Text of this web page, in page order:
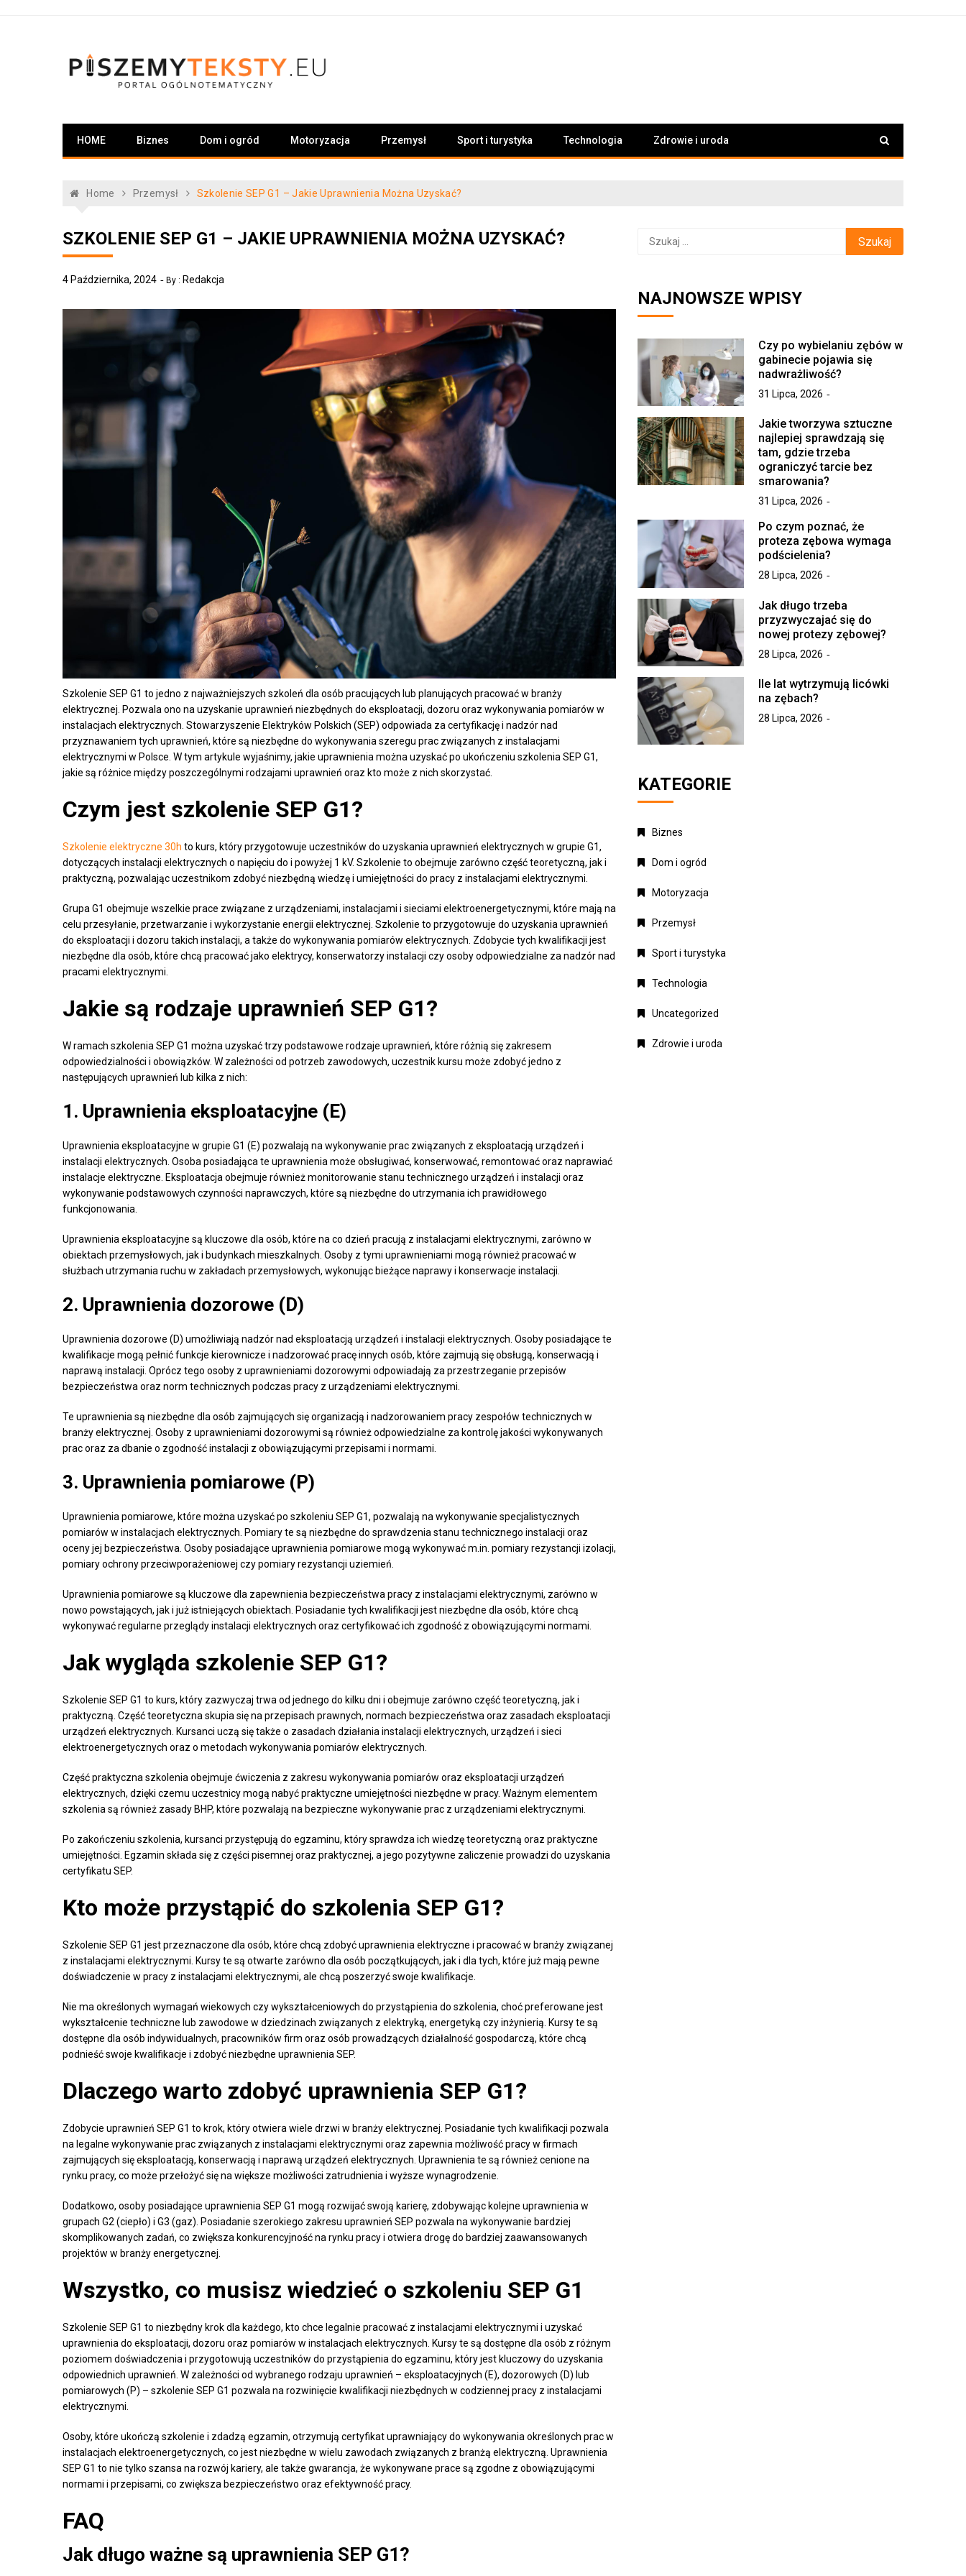
PiszemyTeksty.pl
HOME Biznes Dom i ogród Motoryzacja Przemysł Sport i turystyka Technologia Zdrowie i uroda
Home Przemysł Szkolenie SEP G1 – Jakie Uprawnienia Można Uzyskać?
SZKOLENIE SEP G1 – JAKIE UPRAWNIENIA MOŻNA UZYSKAĆ?
4 Października, 2024 By : Redakcja
Szkolenie SEP G1 to jedno z najważniejszych szkoleń dla osób pracujących lub planujących pracować w branży
elektrycznej. Pozwala ono na uzyskanie uprawnień niezbędnych do eksploatacji, dozoru oraz wykonywania pomiarów w
instalacjach elektrycznych. Stowarzyszenie Elektryków Polskich (SEP) odpowiada za certyfikację i nadzór nad
przyznawaniem tych uprawnień, które są niezbędne do wykonywania szeregu prac związanych z instalacjami
elektrycznymi w Polsce. W tym artykule wyjaśnimy, jakie uprawnienia można uzyskać po ukończeniu szkolenia SEP G1,
jakie są różnice między poszczególnymi rodzajami uprawnień oraz kto może z nich skorzystać.
Czym jest szkolenie SEP G1?
Szkolenie elektryczne 30h to kurs, który przygotowuje uczestników do uzyskania uprawnień elektrycznych w grupie G1,
dotyczących instalacji elektrycznych o napięciu do i powyżej 1 kV. Szkolenie to obejmuje zarówno część teoretyczną, jak i
praktyczną, pozwalając uczestnikom zdobyć niezbędną wiedzę i umiejętności do pracy z instalacjami elektrycznymi.
Grupa G1 obejmuje wszelkie prace związane z urządzeniami, instalacjami i sieciami elektroenergetycznymi, które mają na
celu przesyłanie, przetwarzanie i wykorzystanie energii elektrycznej. Szkolenie to przygotowuje do uzyskania uprawnień
do eksploatacji i dozoru takich instalacji, a także do wykonywania pomiarów elektrycznych. Zdobycie tych kwalifikacji jest
niezbędne dla osób, które chcą pracować jako elektrycy, konserwatorzy instalacji czy osoby odpowiedzialne za nadzór nad
pracami elektrycznymi.
Jakie są rodzaje uprawnień SEP G1?
W ramach szkolenia SEP G1 można uzyskać trzy podstawowe rodzaje uprawnień, które różnią się zakresem
odpowiedzialności i obowiązków. W zależności od potrzeb zawodowych, uczestnik kursu może zdobyć jedno z
następujących uprawnień lub kilka z nich:
1. Uprawnienia eksploatacyjne (E)
Uprawnienia eksploatacyjne w grupie G1 (E) pozwalają na wykonywanie prac związanych z eksploatacją urządzeń i
instalacji elektrycznych. Osoba posiadająca te uprawnienia może obsługiwać, konserwować, remontować oraz naprawiać
instalacje elektryczne. Eksploatacja obejmuje również monitorowanie stanu technicznego urządzeń i instalacji oraz
wykonywanie podstawowych czynności naprawczych, które są niezbędne do utrzymania ich prawidłowego
funkcjonowania.
Uprawnienia eksploatacyjne są kluczowe dla osób, które na co dzień pracują z instalacjami elektrycznymi, zarówno w
obiektach przemysłowych, jak i budynkach mieszkalnych. Osoby z tymi uprawnieniami mogą również pracować w
służbach utrzymania ruchu w zakładach przemysłowych, wykonując bieżące naprawy i konserwacje instalacji.
2. Uprawnienia dozorowe (D)
Uprawnienia dozorowe (D) umożliwiają nadzór nad eksploatacją urządzeń i instalacji elektrycznych. Osoby posiadające te
kwalifikacje mogą pełnić funkcje kierownicze i nadzorować pracę innych osób, które zajmują się obsługą, konserwacją i
naprawą instalacji. Oprócz tego osoby z uprawnieniami dozorowymi odpowiadają za przestrzeganie przepisów
bezpieczeństwa oraz norm technicznych podczas pracy z urządzeniami elektrycznymi.
Te uprawnienia są niezbędne dla osób zajmujących się organizacją i nadzorowaniem pracy zespołów technicznych w
branży elektrycznej. Osoby z uprawnieniami dozorowymi są również odpowiedzialne za kontrolę jakości wykonywanych
prac oraz za dbanie o zgodność instalacji z obowiązującymi przepisami i normami.
3. Uprawnienia pomiarowe (P)
Uprawnienia pomiarowe, które można uzyskać po szkoleniu SEP G1, pozwalają na wykonywanie specjalistycznych
pomiarów w instalacjach elektrycznych. Pomiary te są niezbędne do sprawdzenia stanu technicznego instalacji oraz
oceny jej bezpieczeństwa. Osoby posiadające uprawnienia pomiarowe mogą wykonywać m.in. pomiary rezystancji izolacji,
pomiary ochrony przeciwporażeniowej czy pomiary rezystancji uziemień.
Uprawnienia pomiarowe są kluczowe dla zapewnienia bezpieczeństwa pracy z instalacjami elektrycznymi, zarówno w
nowo powstających, jak i już istniejących obiektach. Posiadanie tych kwalifikacji jest niezbędne dla osób, które chcą
wykonywać regularne przeglądy instalacji elektrycznych oraz certyfikować ich zgodność z obowiązującymi normami.
Jak wygląda szkolenie SEP G1?
Szkolenie SEP G1 to kurs, który zazwyczaj trwa od jednego do kilku dni i obejmuje zarówno część teoretyczną, jak i
praktyczną. Część teoretyczna skupia się na przepisach prawnych, normach bezpieczeństwa oraz zasadach eksploatacji
urządzeń elektrycznych. Kursanci uczą się także o zasadach działania instalacji elektrycznych, urządzeń i sieci
elektroenergetycznych oraz o metodach wykonywania pomiarów elektrycznych.
Część praktyczna szkolenia obejmuje ćwiczenia z zakresu wykonywania pomiarów oraz eksploatacji urządzeń
elektrycznych, dzięki czemu uczestnicy mogą nabyć praktyczne umiejętności niezbędne w pracy. Ważnym elementem
szkolenia są również zasady BHP, które pozwalają na bezpieczne wykonywanie prac z urządzeniami elektrycznymi.
Po zakończeniu szkolenia, kursanci przystępują do egzaminu, który sprawdza ich wiedzę teoretyczną oraz praktyczne
umiejętności. Egzamin składa się z części pisemnej oraz praktycznej, a jego pozytywne zaliczenie prowadzi do uzyskania
certyfikatu SEP.
Kto może przystąpić do szkolenia SEP G1?
Szkolenie SEP G1 jest przeznaczone dla osób, które chcą zdobyć uprawnienia elektryczne i pracować w branży związanej
z instalacjami elektrycznymi. Kursy te są otwarte zarówno dla osób początkujących, jak i dla tych, które już mają pewne
doświadczenie w pracy z instalacjami elektrycznymi, ale chcą poszerzyć swoje kwalifikacje.
Nie ma określonych wymagań wiekowych czy wykształceniowych do przystąpienia do szkolenia, choć preferowane jest
wykształcenie techniczne lub zawodowe w dziedzinach związanych z elektryką, energetyką czy inżynierią. Kursy te są
dostępne dla osób indywidualnych, pracowników firm oraz osób prowadzących działalność gospodarczą, które chcą
podnieść swoje kwalifikacje i zdobyć niezbędne uprawnienia SEP.
Dlaczego warto zdobyć uprawnienia SEP G1?
Zdobycie uprawnień SEP G1 to krok, który otwiera wiele drzwi w branży elektrycznej. Posiadanie tych kwalifikacji pozwala
na legalne wykonywanie prac związanych z instalacjami elektrycznymi oraz zapewnia możliwość pracy w firmach
zajmujących się eksploatacją, konserwacją i naprawą urządzeń elektrycznych. Uprawnienia te są również cenione na
rynku pracy, co może przełożyć się na większe możliwości zatrudnienia i wyższe wynagrodzenie.
Dodatkowo, osoby posiadające uprawnienia SEP G1 mogą rozwijać swoją karierę, zdobywając kolejne uprawnienia w
grupach G2 (ciepło) i G3 (gaz). Posiadanie szerokiego zakresu uprawnień SEP pozwala na wykonywanie bardziej
skomplikowanych zadań, co zwiększa konkurencyjność na rynku pracy i otwiera drogę do bardziej zaawansowanych
projektów w branży energetycznej.
Wszystko, co musisz wiedzieć o szkoleniu SEP G1
Szkolenie SEP G1 to niezbędny krok dla każdego, kto chce legalnie pracować z instalacjami elektrycznymi i uzyskać
uprawnienia do eksploatacji, dozoru oraz pomiarów w instalacjach elektrycznych. Kursy te są dostępne dla osób z różnym
poziomem doświadczenia i przygotowują uczestników do przystąpienia do egzaminu, który jest kluczowy do uzyskania
odpowiednich uprawnień. W zależności od wybranego rodzaju uprawnień – eksploatacyjnych (E), dozorowych (D) lub
pomiarowych (P) – szkolenie SEP G1 pozwala na rozwinięcie kwalifikacji niezbędnych w codziennej pracy z instalacjami
elektrycznymi.
Osoby, które ukończą szkolenie i zdadzą egzamin, otrzymują certyfikat uprawniający do wykonywania określonych prac w
instalacjach elektroenergetycznych, co jest niezbędne w wielu zawodach związanych z branżą elektryczną. Uprawnienia
SEP G1 to nie tylko szansa na rozwój kariery, ale także gwarancja, że wykonywane prace są zgodne z obowiązującymi
normami i przepisami, co zwiększa bezpieczeństwo oraz efektywność pracy.
FAQ
Jak długo ważne są uprawnienia SEP G1?
Szukaj:
NAJNOWSZE WPISY
Czy po wybielaniu zębów w
gabinecie pojawia się
nadwrażliwość?
31 Lipca, 2026
Jakie tworzywa sztuczne
najlepiej sprawdzają się
tam, gdzie trzeba
ograniczyć tarcie bez
smarowania?
31 Lipca, 2026
Po czym poznać, że
proteza zębowa wymaga
podścielenia?
28 Lipca, 2026
Jak długo trzeba
przyzwyczajać się do
nowej protezy zębowej?
28 Lipca, 2026
Ile lat wytrzymują licówki
na zębach?
28 Lipca, 2026
KATEGORIE
Biznes
Dom i ogród
Motoryzacja
Przemysł
Sport i turystyka
Technologia
Uncategorized
Zdrowie i uroda